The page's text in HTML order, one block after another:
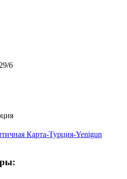
6
Карта-Турция-Yenigun